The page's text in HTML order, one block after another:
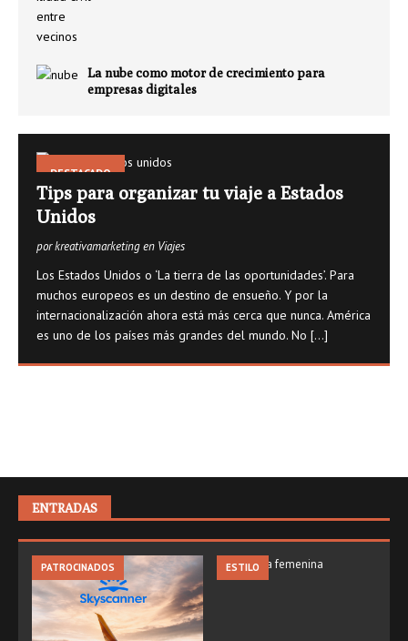
La nube como motor de crecimiento para
empresas digitales
DESTACADO
Tips para organizar tu viaje a Estados
Unidos
por kreativamarketing en Viajes
Los Estados Unidos o ‘La tierra de las oportunidades’. Para
muchos europeos es un destino de ensueño. Y por la
internacionalización ahora está más cerca que nunca. América
es uno de los países más grandes del mundo. No [...]
ENTRADAS
PATROCINADOS ESTILO